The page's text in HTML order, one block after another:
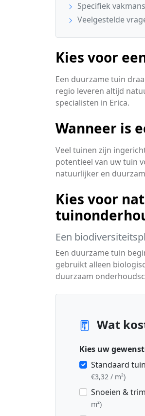
Specifiek
Veelgestelde
Kies voor
Een duurzame tuin
regio leveren altijd
specialisten in Erica.
Wanneer is
Veel tuinen zijn
potentieel van uw tuin
natuurlijker en
Kies voor
Een
Een duurzame tuin
gebruikt alleen
duurzaam
Wat
Kies uw
Standaard
€3,32 / m²)
Snoeien &
m²)